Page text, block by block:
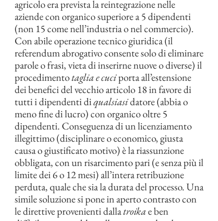
agricolo era prevista la reintegrazione nelle
aziende con organico superiore a 5 dipendenti
(non 15 come nell’industria o nel commercio).
Con abile operazione tecnico giuridica (il
referendum abrogativo consente solo di eliminare
parole o frasi, vieta di inserirne nuove o diverse) il
procedimentotaglia e cuciporta all’estensione
dei benefici del vecchio articolo 18 in favore di
tutti i dipendenti diqualsiasidatore (abbia o
meno fine di lucro) con organico oltre 5
dipendenti. Conseguenza di un licenziamento
illegittimo (disciplinare o economico, giusta
causa o giustificato motivo) è la riassunzione
obbligata, con un risarcimento pari (e senza più il
limite dei 6 o 12 mesi) all’intera retribuzione
perduta, quale che sia la durata del processo. Una
simile soluzione si pone in aperto contrasto con
le direttive provenienti dallatroikae ben